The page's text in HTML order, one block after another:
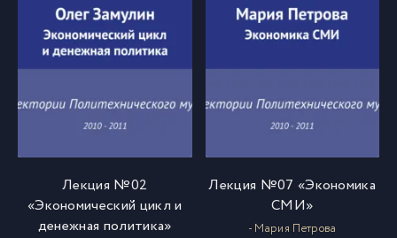
Лекция №02
«Экономический цикл и
денежная политика»
Лекция №07 «Экономика
СМИ»
- Мария Петрова